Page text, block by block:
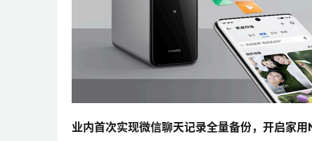
业内首次实现微信聊天记录全量备份，开启家